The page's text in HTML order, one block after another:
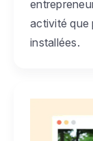
activité que
installées.